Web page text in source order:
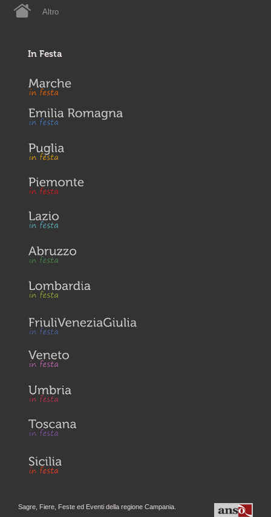
Altro
In Festa
Sagre, Fiere, Feste ed Eventi della regione Campania.